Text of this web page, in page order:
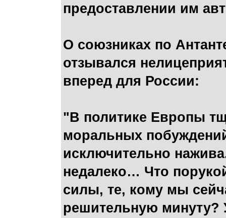
предоставлении им
О союзниках по
отзывался
вперед для России:
"В политике Европы
моральных
исключительно
недалеко… Что
силы, те, кому мы
решительную минуту?